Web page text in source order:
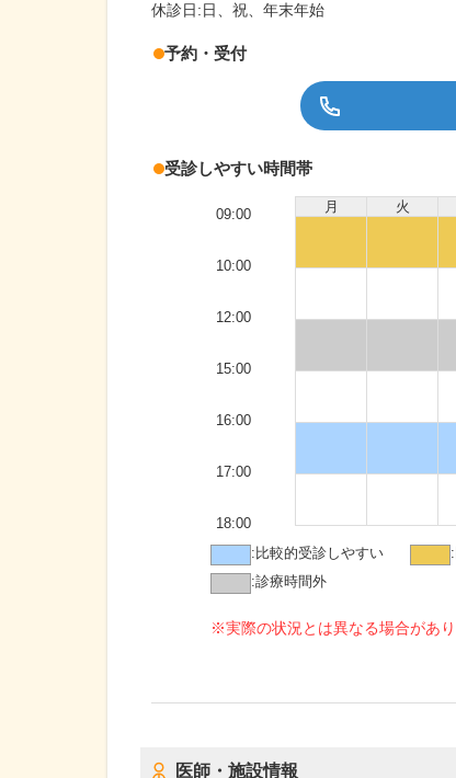
休診日:日、祝、年末年始
予約・受付
受診しやすい時間帯
月 火
09:00
10:00
12:00
15:00
16:00
17:00
18:00
: 比較的受診しやすい :
:診療時間外
※実際の状況とは異なる場合があ
医師・施設情報